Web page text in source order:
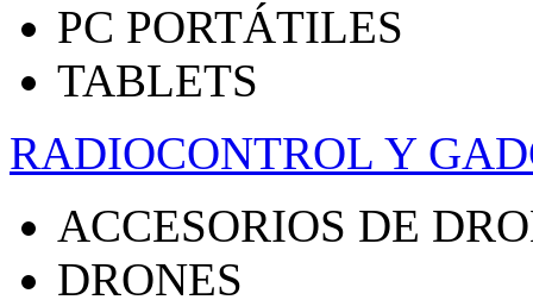
PC PORTÁTILES
TABLETS
RADIOCONTROL Y
ACCESORIOS DE
DRONES